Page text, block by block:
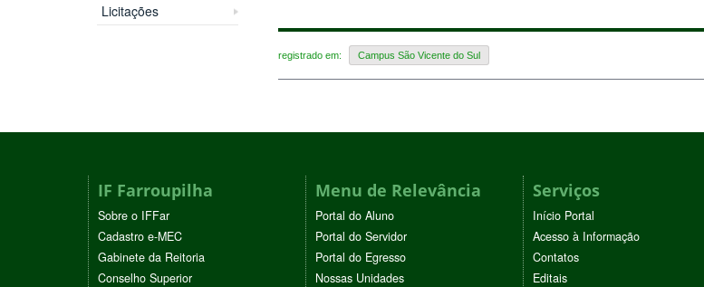
Licitações
registrado em: Campus São Vicente do Sul
IF Farroupilha
Sobre o IFFar
Cadastro e-MEC
Gabinete da Reitoria
Conselho Superior
Menu de Relevância
Portal do Aluno
Portal do Servidor
Portal do Egresso
Nossas Unidades
Serviços
Início Portal
Acesso à Informação
Contatos
Editais